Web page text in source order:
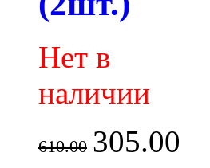
Нет в
наличии
610.00 305.00